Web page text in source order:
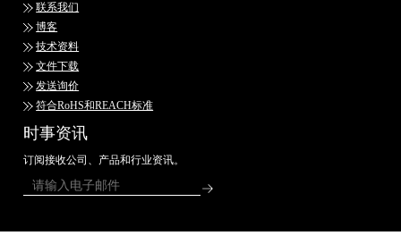
联系我们
博客
技术资料
文件下载
发送询价
符合RoHS和REACH标准
时事资讯
订阅接收公司、产品和行业资讯。